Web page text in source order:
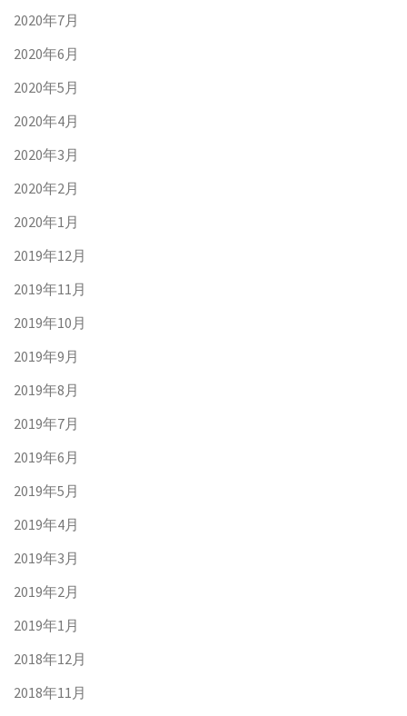
2020年7月
2020年6月
2020年5月
2020年4月
2020年3月
2020年2月
2020年1月
2019年12月
2019年11月
2019年10月
2019年9月
2019年8月
2019年7月
2019年6月
2019年5月
2019年4月
2019年3月
2019年2月
2019年1月
2018年12月
2018年11月